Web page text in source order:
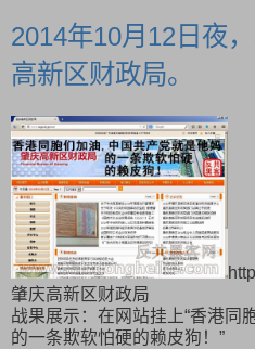
2014年10月12日夜
高新区财政局。
肇庆高新区财政局
战果展示：在网站挂上“香港同
的一条欺软怕硬的赖皮狗！”